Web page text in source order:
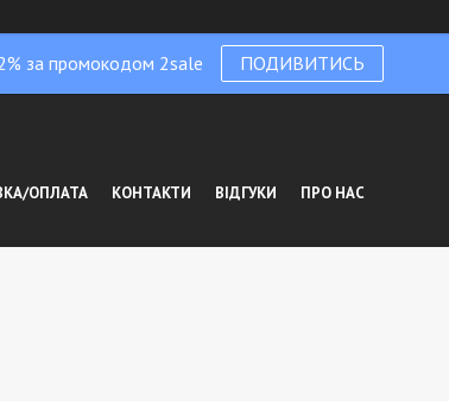
за промокодом 2sale ПОДИВИТИСЬ
ОПЛАТА КОНТАКТИ ВІДГУКИ ПРО НАС